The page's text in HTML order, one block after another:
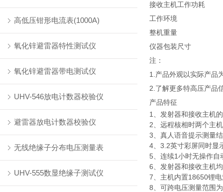
高低压钳形电流表(1000A)
氧化锌避雷器特性测试仪
氧化锌避雷器带电测试仪
UHV-546放电计数器校验仪
避雷器放电计数器校验仪
无线绝缘子分布电压测量表
UHV-555数显绝缘子测试仪
接收主机工作功耗
工作环境
整机重量
仪器包装尺寸
注：
1.产品外观以实际产品
2.了解更多特高压产品
产品特征
1、发射器和接收主机
2、远程核相时两个主
3、真人语音提示测量
4、3.2英寸彩屏同时显
5、连续1小时无操作自
6、发射器和接收主机
7、主机内置18650锂
8、可跨电压测量范围